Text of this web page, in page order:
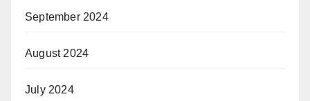
September 2024
August 2024
July 2024